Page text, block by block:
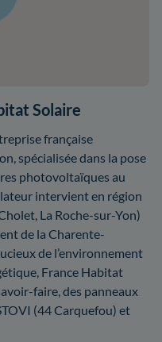
Solaire
française
spécialisée dans la pose
photovoltaïques au
intervient en région
La Roche-sur-Yon)
de la Charente-
de l’environnement
France Habitat
faire, des panneaux
(44 Carquefou) et